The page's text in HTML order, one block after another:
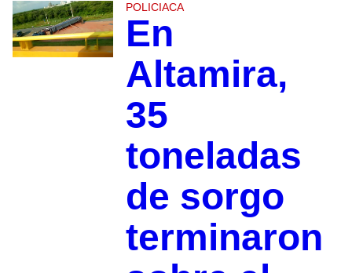
POLICIACA
En
Altamira,
35
toneladas
de sorgo
terminaron